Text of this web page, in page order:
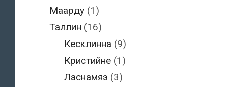
Маарду (1)
Таллин (16)
Кесклинна (9)
Кристийне(1)
Ласнамяэ (3)